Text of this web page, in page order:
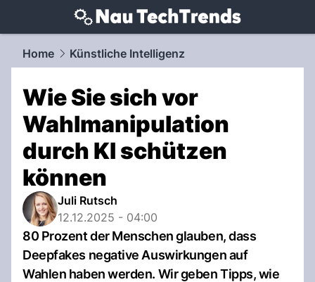
techtrends.NAU.ch
Home Künstliche Intelligenz
Wie Sie sich vor
Wahlmanipulation
durch KI schützen
können
Juli Rutsch
12.12.2025 - 04:00
80 Prozent der Menschen glauben, dass
Deepfakes negative Auswirkungen auf
Wahlen haben werden. Wir geben Tipps, wie